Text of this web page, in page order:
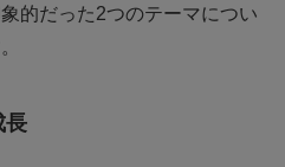
的だった2つのテーマについ
長